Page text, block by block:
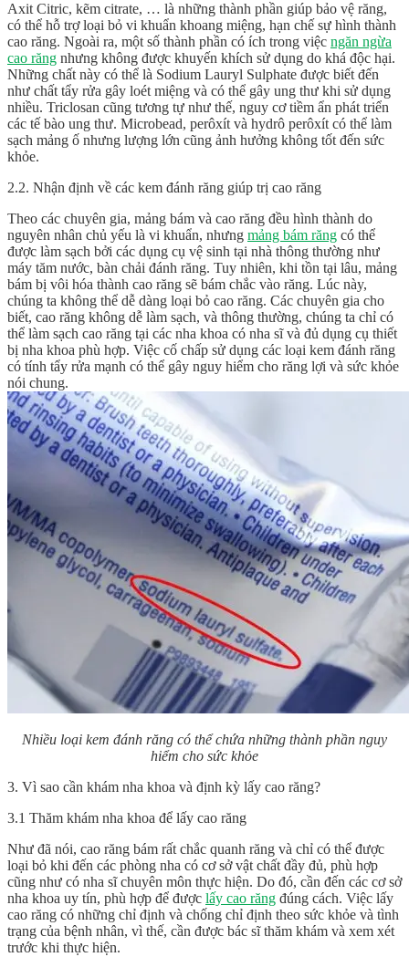
Axit Citric, kẽm citrate, … là những thành phần giúp bảo vệ răng,
có thể hỗ trợ loại bỏ vi khuẩn khoang miệng, hạn chế sự hình thành
cao răng. Ngoài ra, một số thành phần có ích trong việc ngăn ngừa
cao răng nhưng không được khuyến khích sử dụng do khá độc hại.
Những chất này có thể là Sodium Lauryl Sulphate được biết đến
như chất tẩy rửa gây loét miệng và có thể gây ung thư khi sử dụng
nhiều. Triclosan cũng tương tự như thế, nguy cơ tiềm ẩn phát triển
các tế bào ung thư. Microbead, perôxít và hydrô perôxít có thể làm
sạch mảng ố nhưng lượng lớn cũng ảnh hưởng không tốt đến sức
khỏe.
2.2. Nhận định về các kem đánh răng giúp trị cao răng
Theo các chuyên gia, mảng bám và cao răng đều hình thành do
nguyên nhân chủ yếu là vi khuẩn, nhưng mảng bám răng có thể
được làm sạch bởi các dụng cụ vệ sinh tại nhà thông thường như
máy tăm nước, bàn chải đánh răng. Tuy nhiên, khi tồn tại lâu, mảng
bám bị vôi hóa thành cao răng sẽ bám chắc vào răng. Lúc này,
chúng ta không thể dễ dàng loại bỏ cao răng. Các chuyên gia cho
biết, cao răng không dễ làm sạch, và thông thường, chúng ta chỉ có
thể làm sạch cao răng tại các nha khoa có nha sĩ và đủ dụng cụ thiết
bị nha khoa phù hợp. Việc cố chấp sử dụng các loại kem đánh răng
có tính tẩy rửa mạnh có thể gây nguy hiểm cho răng lợi và sức khỏe
nói chung.
Nhiều loại kem đánh răng có thể chứa những thành phần nguy
hiểm cho sức khỏe
3. Vì sao cần khám nha khoa và định kỳ lấy cao răng?
3.1 Thăm khám nha khoa để lấy cao răng
Như đã nói, cao răng bám rất chắc quanh răng và chỉ có thể được
loại bỏ khi đến các phòng nha có cơ sở vật chất đầy đủ, phù hợp
cũng như có nha sĩ chuyên môn thực hiện. Do đó, cần đến các cơ sở
nha khoa uy tín, phù hợp để được lấy cao răng đúng cách. Việc lấy
cao răng có những chỉ định và chống chỉ định theo sức khỏe và tình
trạng của bệnh nhân, vì thế, cần được bác sĩ thăm khám và xem xét
trước khi thực hiện.